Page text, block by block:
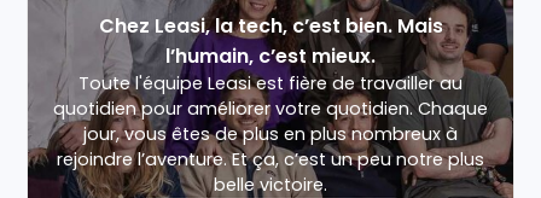
Chez Leasi, la tech, c’est bien. Mais
l’humain, c’est mieux.
Toute l'équipe Leasi est fière de travailler au
quotidien pour améliorer votre quotidien. Chaque
jour, vous êtes de plus en plus nombreux à
rejoindre l’aventure. Et ça, c’est un peu notre plus
belle victoire.